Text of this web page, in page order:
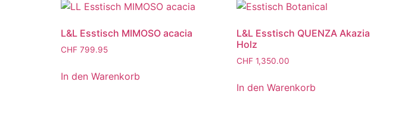
L&L Esstisch MIMOSO acacia
CHF 799.95
In den Warenkorb
L&L Esstisch QUENZA Akazia
Holz
CHF1,350.00
In den Warenkorb